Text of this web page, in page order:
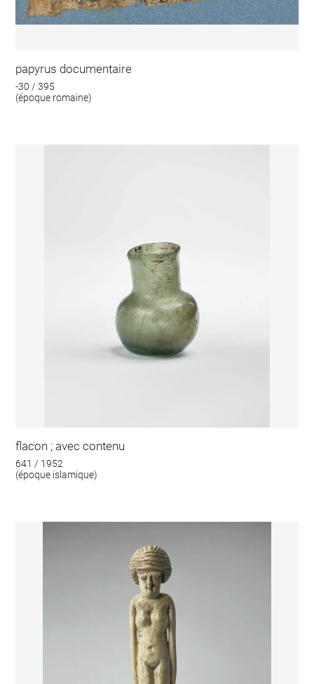
papyrus documentaire
-30 / 395
(époque romaine)
flacon ; avec contenu
641 / 1952
(époque islamique)